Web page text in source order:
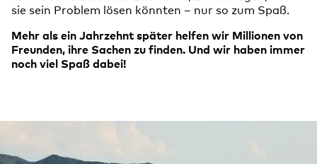
sie sein Problem lösen könnten – nur so zum Spaß.
Mehr als ein Jahrzehnt später helfen wir Millionen von
Freunden, ihre Sachen zu finden. Und wir haben immer
noch viel Spaß dabei!